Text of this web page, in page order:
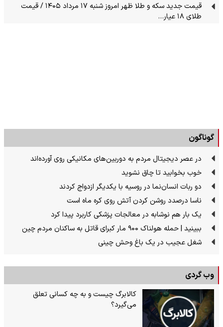
قیمت جدید سکه و طلا ظهر امروز شنبه ۱۷ مرداد ۱۴۰۵ / قیمت
طلای ۱۸ عیار…
گوناگون
در عصر دیجیتال مردم به دوربین‌های مکانیکی روی آورده‌اند
خوب بخوابید تا چاق نشوید
دو ربات انسان‌نما در روسیه با یکدیگر ازدواج کردند
ناسا درصدد روشن کردن آتش روی کره ماه است
یک بار هم نوشابه در معالجات پزشکی کاربرد پیدا کرد
ببینید | حمله هولناک ۹۰۰ مار کبرای قاتل به ساکنان مردم چین
شغل عجیب در یک باغ وحش چینی
وب گردی
کالابرگ چیست و به چه کسانی تعلق
می‌گیرد؟